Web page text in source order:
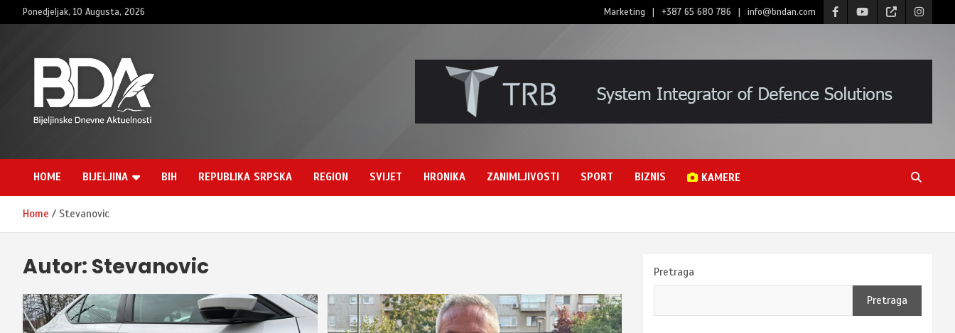
to
Ponedjeljak, 10 Augusta, 2026 Marketing +387 65 680 786 info@bndan.com
BNDAN.com
HOME BIJELJINA BIH REPUBLIKA SRPSKA REGION SVIJET HRONIKA ZANIMLJIVOSTI SPORT BIZNIS KAMERE
Home Stevanovic
Autor: Stevanovic Pretraga
Pretraga